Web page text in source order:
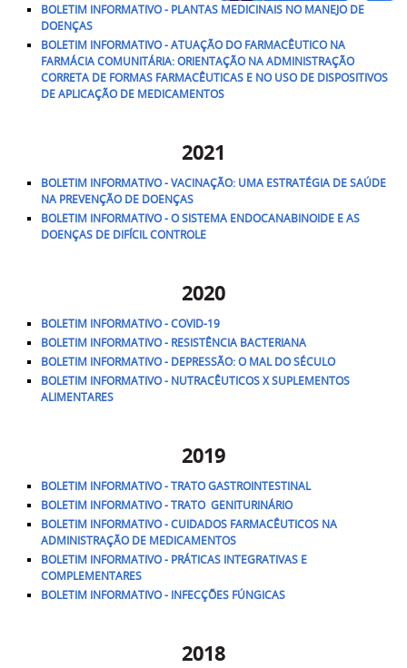
BOLETIM INFORMATIVO - PLANTAS MEDICINAIS NO MANEJO DE
DOENÇAS
BOLETIM INFORMATIVO - ATUAÇÃO DO FARMACÊUTICO NA
FARMÁCIA COMUNITÁRIA: ORIENTAÇÃO NA ADMINISTRAÇÃO
CORRETA DE FORMAS FARMACÊUTICAS E NO USO DE DISPOSITIVOS
DE APLICAÇÃO DE MEDICAMENTOS
2021
BOLETIM INFORMATIVO -VACINAÇÃO: UMA ESTRATÉGIA DE SAÚDE
NA PREVENÇÃO DE DOENÇAS
BOLETIM INFORMATIVO - O SISTEMA ENDOCANABINOIDE E AS
DOENÇAS DE DIFÍCIL CONTROLE
2020
BOLETIM INFORMATIVO - COVID-19
BOLETIM INFORMATIVO - RESISTÊNCIA BACTERIANA
BOLETIM INFORMATIVO - DEPRESSÃO: O MAL DO SÉCULO
BOLETIM INFORMATIVO - NUTRACÊUTICOS X SUPLEMENTOS
ALIMENTARES
2019
BOLETIM INFORMATIVO - TRATO GASTROINTESTINAL
BOLETIM INFORMATIVO - TRATO GENITURINÁRIO
BOLETIM INFORMATIVO - CUIDADOS FARMACÊUTICOS NA
ADMINISTRAÇÃO DE MEDICAMENTOS
BOLETIM INFORMATIVO - PRÁTICAS INTEGRATIVAS E
COMPLEMENTARES
BOLETIM INFORMATIVO - INFECÇÕES FÚNGICAS
2018